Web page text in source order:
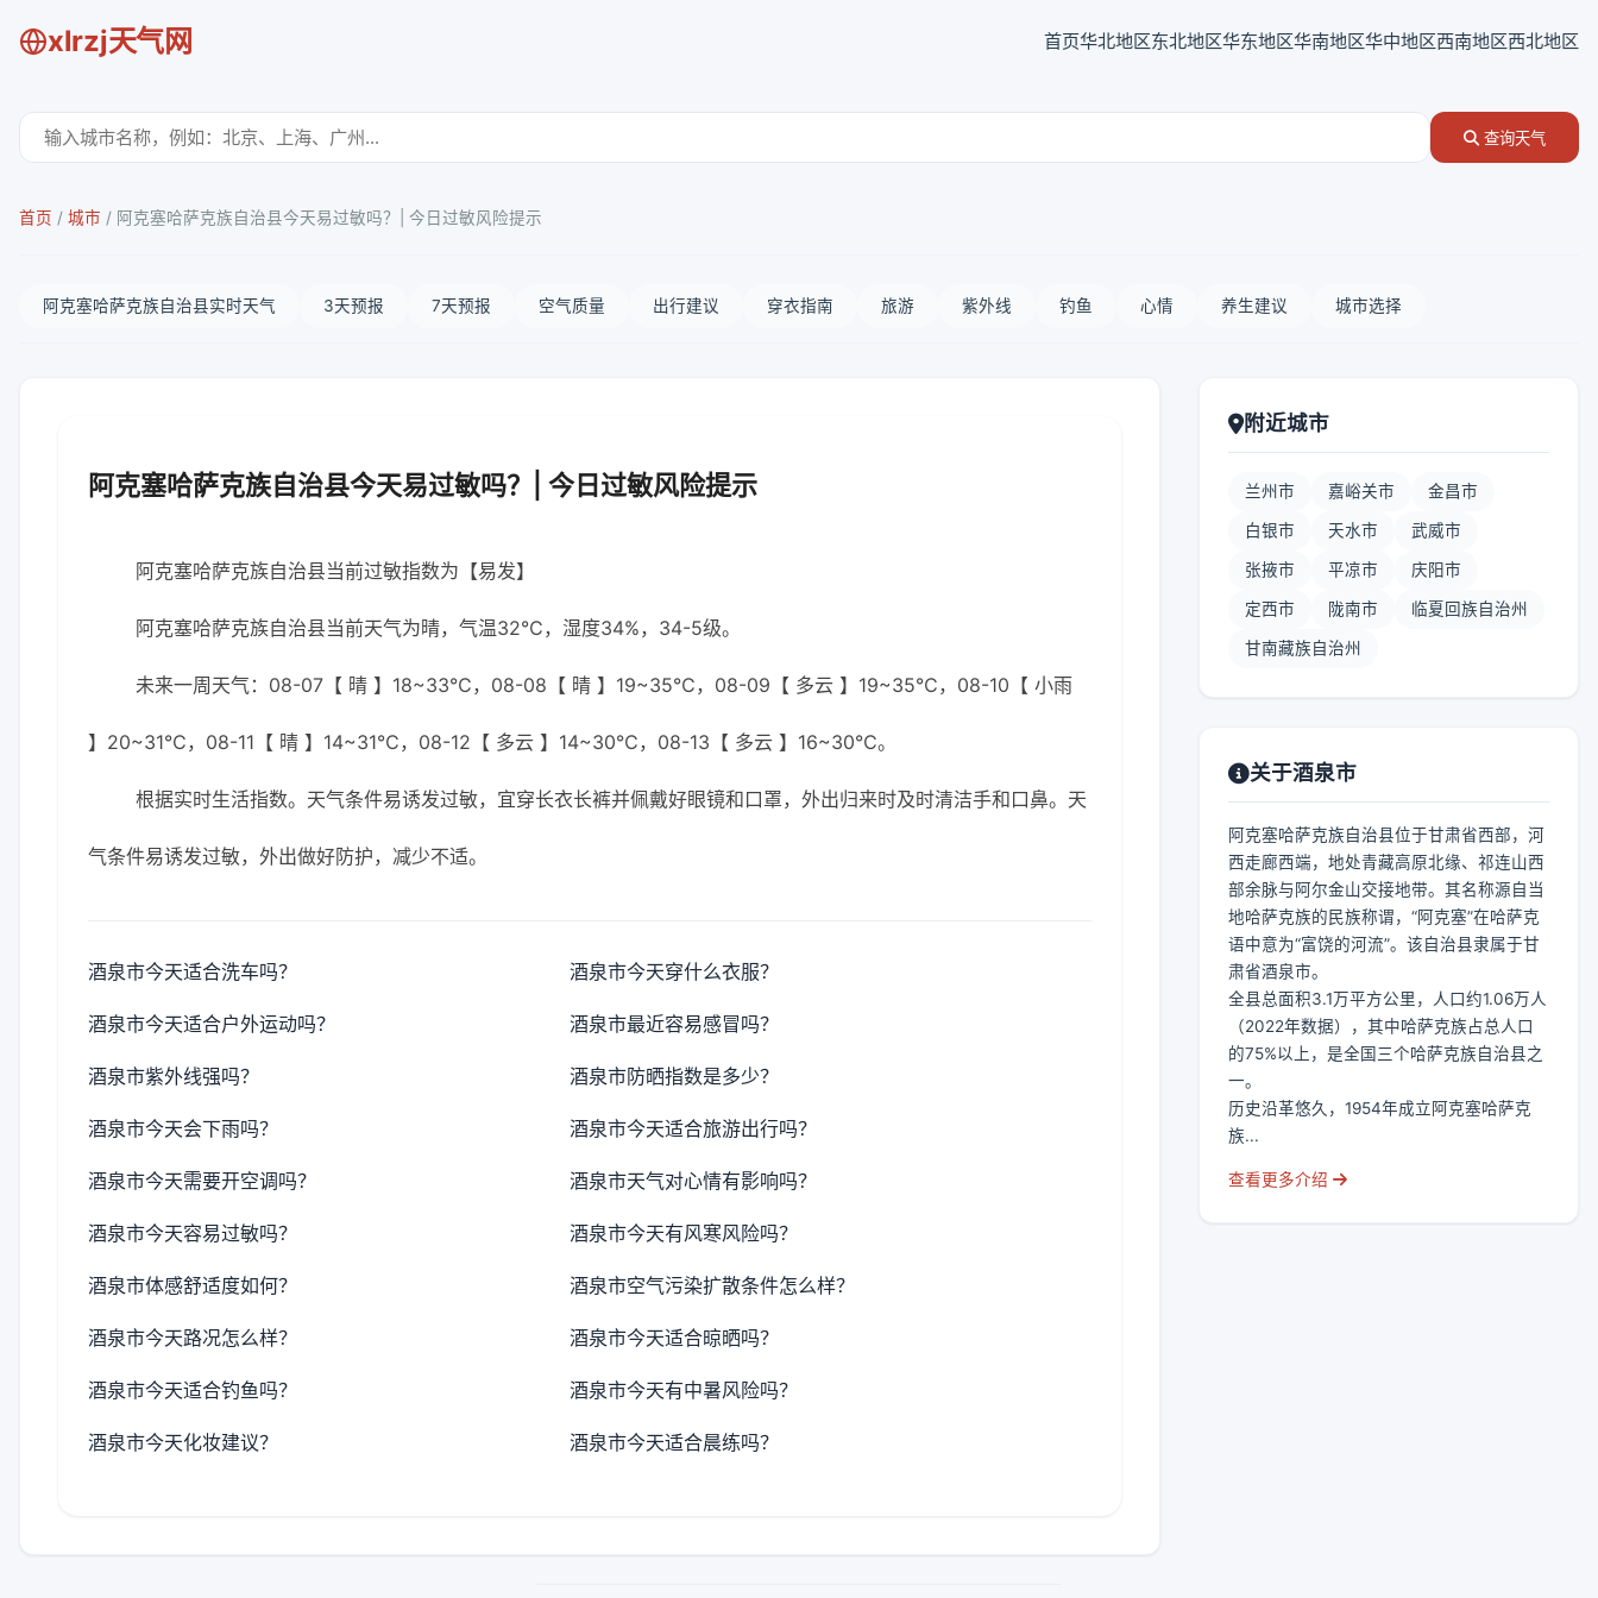
xlrzj天气网 首页华北地区东北地区华东地区华南地区华中地区西南地区西北地区
查询天气
首页 / 城市 / 阿克塞哈萨克族自治县今天易过敏吗？| 今日过敏风险提示
阿克塞哈萨克族自治县实时天气 3天预报 7天预报 空气质量 出行建议 穿衣指南 旅游 紫外线 钓鱼 心情 养生建议 城市选择
阿克塞哈萨克族自治县今天易过敏吗？| 今日过敏风险提示
阿克塞哈萨克族自治县当前过敏指数为【易发】
阿克塞哈萨克族自治县当前天气为晴，气温32℃，湿度34%，34-5级。
未来一周天气：08-07【 晴 】18~33℃，08-08【 晴 】19~35℃，08-09【 多云 】19~35℃，08-10【 小雨
】20~31℃，08-11【 晴 】14~31℃，08-12【 多云 】14~30℃，08-13【 多云 】16~30℃。
根据实时生活指数。天气条件易诱发过敏，宜穿长衣长裤并佩戴好眼镜和口罩，外出归来时及时清洁手和口鼻。天
气条件易诱发过敏，外出做好防护，减少不适。
酒泉市今天适合洗车吗？ 酒泉市今天穿什么衣服？
酒泉市今天适合户外运动吗？ 酒泉市最近容易感冒吗？
酒泉市紫外线强吗？ 酒泉市防晒指数是多少？
酒泉市今天会下雨吗？ 酒泉市今天适合旅游出行吗？
酒泉市今天需要开空调吗？ 酒泉市天气对心情有影响吗？
酒泉市今天容易过敏吗？ 酒泉市今天有风寒风险吗？
酒泉市体感舒适度如何？ 酒泉市空气污染扩散条件怎么样？
酒泉市今天路况怎么样？ 酒泉市今天适合晾晒吗？
酒泉市今天适合钓鱼吗？ 酒泉市今天有中暑风险吗？
酒泉市今天化妆建议？ 酒泉市今天适合晨练吗？
附近城市
兰州市 嘉峪关市 金昌市
白银市 天水市 武威市
张掖市 平凉市 庆阳市
定西市 陇南市 临夏回族自治州
甘南藏族自治州
关于酒泉市
阿克塞哈萨克族自治县位于甘肃省西部，河
西走廊西端，地处青藏高原北缘、祁连山西
部余脉与阿尔金山交接地带。其名称源自当
地哈萨克族的民族称谓，“阿克塞”在哈萨克
语中意为“富饶的河流”。该自治县隶属于甘
肃省酒泉市。
全县总面积3.1万平方公里，人口约1.06万人
（2022年数据），其中哈萨克族占总人口
的75%以上，是全国三个哈萨克族自治县之
一。
历史沿革悠久，1954年成立阿克塞哈萨克
族...
查看更多介绍